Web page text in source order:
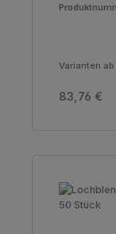
Varianten ab
Regulärer
83,76 €